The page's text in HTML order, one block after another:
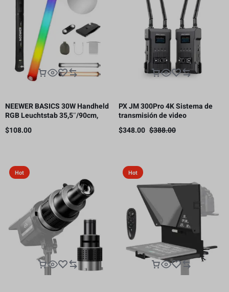
NEEWER BASICS 30W Handheld
RGB Leuchtstab 35,5″/90cm,
5000mAh Typ C 45W in/30W Out
$108.00
PX JM 300Pro 4K Sistema de
transmisión de video
inalámbrico, transmisor y
receptor HDMI, 300m
$388.00
$348.00
Hot Hot